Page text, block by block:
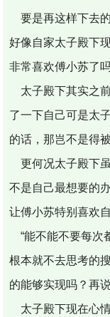
要是再这样下去
好像自家太子殿下
非常喜欢傅小苏了
太子殿下其实之
了一下自己可是太
的话，那岂不是得
更何况太子殿下
不是自己最想要的
让傅小苏特别喜欢自
“能不能不要每次
根本就不去思考的
的能够实现吗？再
太子殿下现在心